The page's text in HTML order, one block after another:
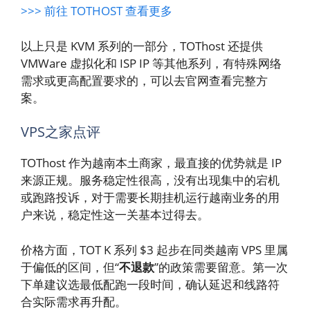
>>> 前往 TOTHOST 查看更多
以上只是 KVM 系列的一部分，TOThost 还提供
VMWare 虚拟化和 ISP IP 等其他系列，有特殊网络
需求或更高配置要求的，可以去官网查看完整方
案。
VPS之家点评
TOThost 作为越南本土商家，最直接的优势就是 IP
来源正规。服务稳定性很高，没有出现集中的宕机
或跑路投诉，对于需要长期挂机运行越南业务的用
户来说，稳定性这一关基本过得去。
价格方面，TOT K 系列 $3 起步在同类越南 VPS 里属
于偏低的区间，但“不退款”的政策需要留意。第一次
下单建议选最低配跑一段时间，确认延迟和线路符
合实际需求再升配。